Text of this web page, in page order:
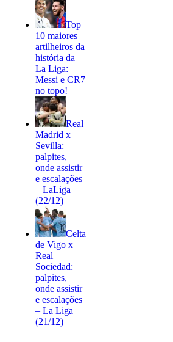
Top
10 maiores
artilheiros da
história da
La Liga:
Messi e CR7
no topo!
Real
Madrid x
Sevilla:
palpites,
onde assistir
e escalações
– LaLiga
(22/12)
Celta
de Vigo x
Real
Sociedad:
palpites,
onde assistir
e escalações
– La Liga
(21/12)